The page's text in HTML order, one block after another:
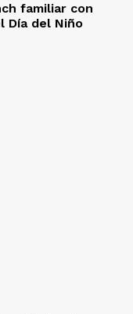
familiar con
Día del Niño